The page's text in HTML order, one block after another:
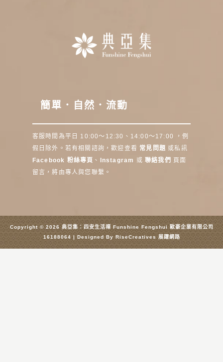
簡單．自然．流動
客服時間為平日 10:00～12:30、14:00～17:00 ，例
假日除外。若有相關諮詢，歡迎查看 常見問題 或私訊
Facebook 粉絲專頁 、 Instagram 或聯絡我們
頁面
留言，將由專人與您聯繫。
Copyright © 2026 典亞集：四安生活禪 Funshine Fengshui 歐豪企業有限公司
16188064 | Designed ByRiseCreatives 展躍網路